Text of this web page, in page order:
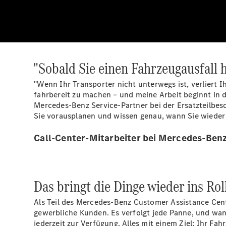
"Sobald Sie einen
"Wenn Ihr Transporter nicht unterwegs ist, verliert
fahrbereit zu machen – und meine Arbeit beginnt in
Mercedes-Benz Service-Partner bei der
Sie vorausplanen und wissen genau, wann Sie
Call-Center-Mitarbeiter bei Mercedes-
Das bringt die Dinge wieder ins
Als Teil des Mercedes-Benz Customer Assistance
gewerbliche Kunden. Es verfolgt jede Panne, und
jederzeit zur Verfügung. Alles mit einem Ziel: Ihr